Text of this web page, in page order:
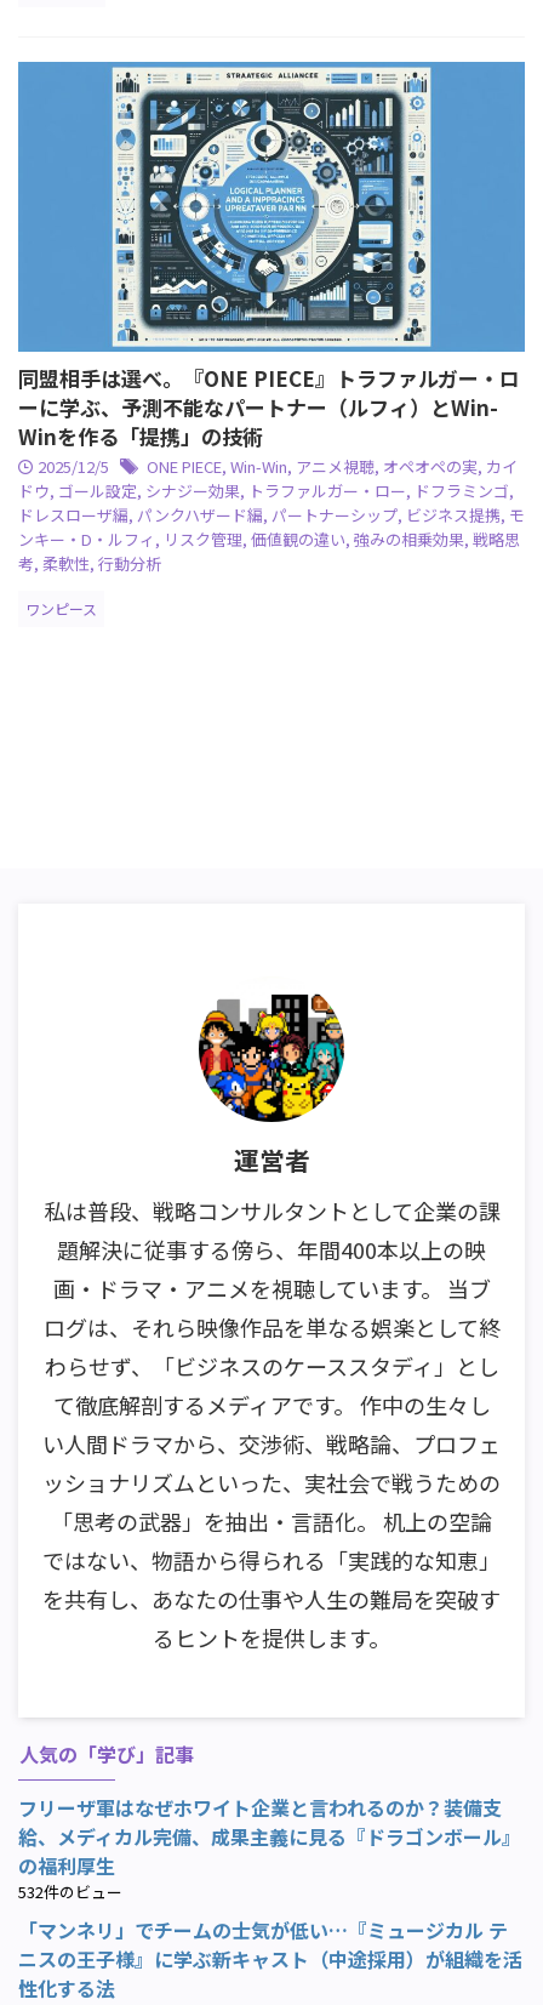
同盟相手は選べ。『ONE PIECE』トラファルガー・ロ
ーに学ぶ、予測不能なパートナー（ルフィ）とWin-
Winを作る「提携」の技術
2025/12/5 ONE PIECE, Win-Win, アニメ視聴, オペオペの実, カイ
ドウ, ゴール設定, シナジー効果, トラファルガー・ロー, ドフラミンゴ,
ドレスローザ編, パンクハザード編, パートナーシップ, ビジネス提携, モ
ンキー・D・ルフィ , リスク管理, 価値観の違い, 強みの相乗効果, 戦略思
考, 柔軟性, 行動分析
ワンピース
運営者
私は普段、戦略コンサルタントとして企業の課
題解決に従事する傍ら、年間400本以上の映
画・ドラマ・アニメを視聴しています。 当ブ
ログは、それら映像作品を単なる娯楽として終
わらせず、「ビジネスのケーススタディ」とし
て徹底解剖するメディアです。 作中の生々し
い人間ドラマから、交渉術、戦略論、プロフェ
ッショナリズムといった、実社会で戦うための
「思考の武器」を抽出・言語化。 机上の空論
ではない、物語から得られる「実践的な知恵」
を共有し、あなたの仕事や人生の難局を突破す
るヒントを提供します。
人気の「学び」記事
フリーザ軍はなぜホワイト企業と言われるのか？装備支
給、メディカル完備、成果主義に見る『ドラゴンボール』
の福利厚生
532件のビュー
「マンネリ」でチームの士気が低い…『ミュージカル テ
ニスの王子様』に学ぶ新キャスト（中途採用）が組織を活
性化する法